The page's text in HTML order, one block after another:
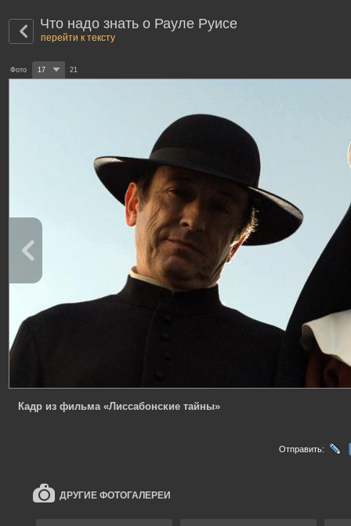
Что надо знать о Рауле Руисе
перейти к тексту
Фото 17 21
Кадр из фильма «Лиссабонские тайны»
Отправить:
ДРУГИЕ ФОТОГАЛЕРЕИ